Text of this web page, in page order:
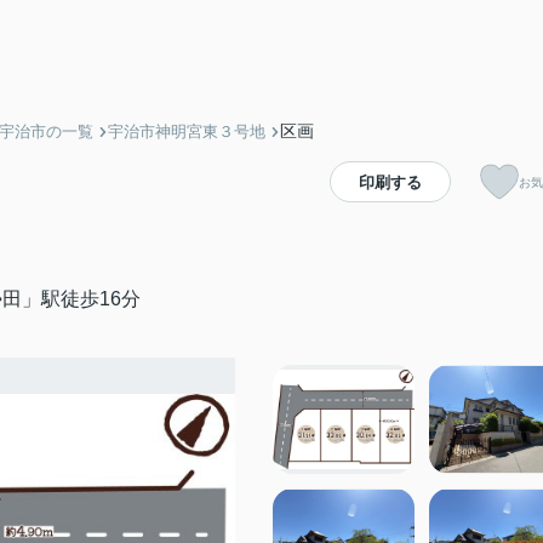
治市の一覧 宇治市神明宮東３号地 区画
」駅徒歩16分
印刷する お